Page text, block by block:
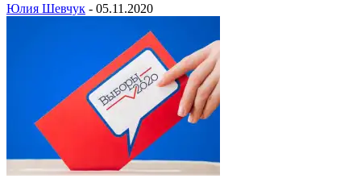
Юлия Шевчук - 05.11.2020